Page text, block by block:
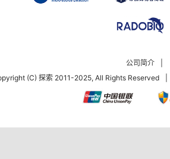
公司简介
(C) 探索 2011-2025, All Rights Reserved